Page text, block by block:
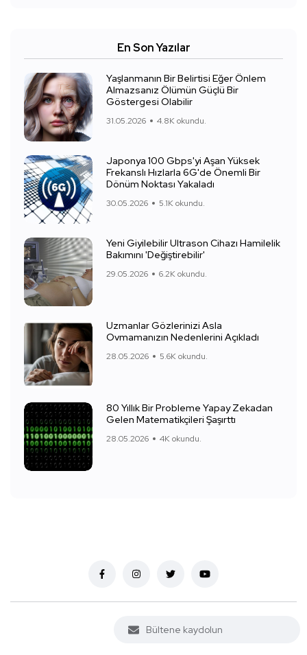
En Son Yazılar
Yaşlanmanın Bir Belirtisi Eğer Önlem
Almazsanız Ölümün Güçlü Bir
Göstergesi Olabilir
31.05.2026 4.8K okundu.
Japonya 100 Gbps'yi Aşan Yüksek
Frekanslı Hızlarla 6G'de Önemli Bir
Dönüm Noktası Yakaladı
30.05.2026 5.1K okundu.
Yeni Giyilebilir Ultrason Cihazı Hamilelik
Bakımını 'Değiştirebilir'
29.05.2026 6.2K okundu.
Uzmanlar Gözlerinizi Asla
Ovmamanızın Nedenlerini Açıkladı
28.05.2026 5.6K okundu.
80 Yıllık Bir Probleme Yapay Zekadan
Gelen Matematikçileri Şaşırttı
28.05.2026 4K okundu.